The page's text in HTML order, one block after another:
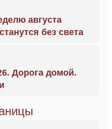
августа
без света
Дорога домой.